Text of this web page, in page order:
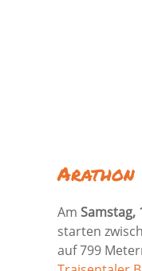
Arathon
Am Samstag,
starten
auf 799